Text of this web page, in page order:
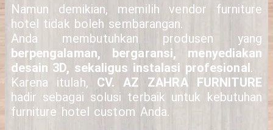
Namun demikian, memilih vendor furniture
hotel tidak boleh sembarangan.
Anda membutuhkan produsen yang
berpengalaman, bergaransi, menyediakan
desain 3D, sekaligus instalasi profesional.
Karena itulah, CV. AZ ZAHRA FURNITURE
hadir sebagai solusi terbaik untuk kebutuhan
furniture hotel custom Anda.